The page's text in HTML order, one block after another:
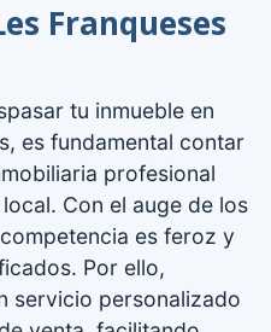
Franqueses
tu inmueble en
es fundamental contar
profesional
Con el auge de los
es feroz y
Por ello,
servicio personalizado